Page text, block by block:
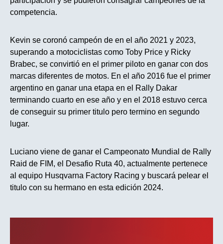
competencia.
Kevin se coronó campeón de en el año 2021 y 2023,
superando a motociclistas como Toby Price y Ricky
Brabec, se convirtió en el primer piloto en ganar con dos
marcas diferentes de motos. En el año 2016 fue el primer
argentino en ganar una etapa en el Rally Dakar
terminando cuarto en ese año y en el 2018 estuvo cerca
de conseguir su primer titulo pero termino en segundo
lugar.
Luciano viene de ganar el Campeonato Mundial de Rally
Raid de FIM, el Desafio Ruta 40, actualmente pertenece
al equipo Husqvarna Factory Racing y buscará pelear el
titulo con su hermano en esta edición 2024.